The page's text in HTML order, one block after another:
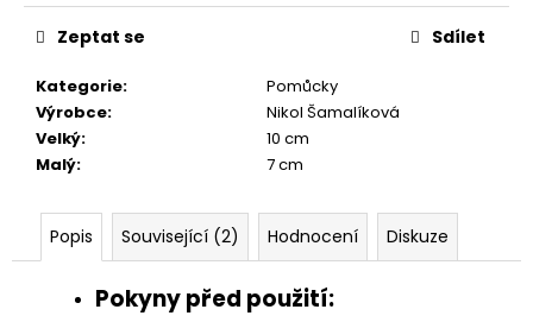
Kategorie:
Pomůcky
Výrobce:
Nikol Šamalíková
Velký:
10 cm
Malý: 7 cm
Zeptat se Sdílet
Popis Související (2) Hodnocení Diskuze
Pokyny před použití:
č
u
e
m
e
HMYZÁCI
4,50
Kč